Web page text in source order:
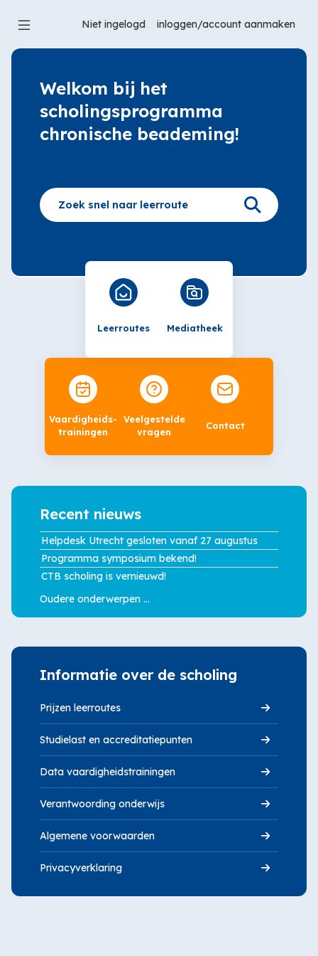
naar
Niet ingelogd
Welkom
Welkom bij het
scholingsprogramma
chronische beademing!
overslaan
Leerroutes Mediatheek
Vaardigheids-
trainingen
Veelgestelde
vragen
Contact
Recent
nieuws
overslaanRecent nieuws
Helpdesk Utrecht gesloten vanaf 27 augustus
Programma symposium bekend!
CTB scholing is vernieuwd!
Oudere onderwerpen ...
Informatie
overslaan
Informatie over de scholing
Prijzen leerroutes
Studielast en accreditatiepunten
Data vaardigheidstrainingen
Verantwoording onderwijs
Algemene voorwaarden
Privacyverklaring